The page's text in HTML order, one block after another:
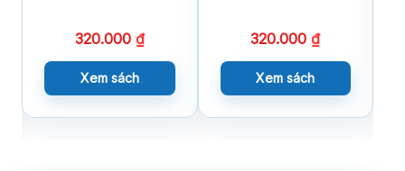
320.000 ₫
Xem sách
320.000₫
Xem sách